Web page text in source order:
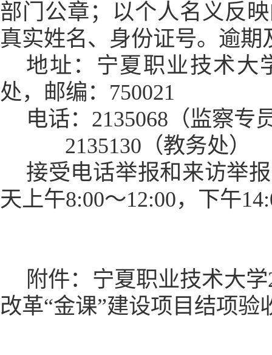
部门公章；以个人名义反
真实姓名、身份证号。逾
地址：宁夏职业技术大
处，邮编： 750021
电话： 2135068（监察专
2135130 （教务处）
接受电话举报和来访举
天上午8:00～12:00，下午
附件：宁夏职业技术大学
改革“金课”建设项目结项验